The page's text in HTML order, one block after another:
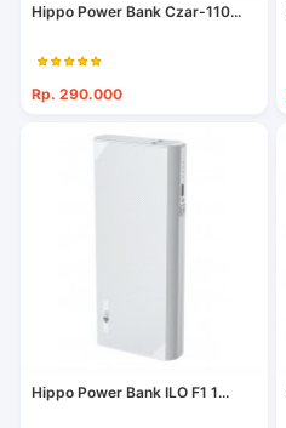
Hippo Power Bank Czar-110...
Rp. 290.000
Hippo Power Bank ILO F1 1...